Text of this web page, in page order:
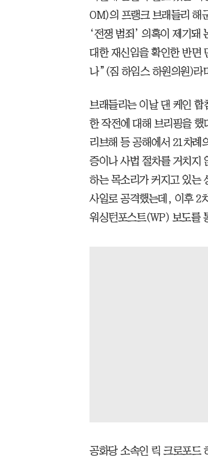
OM)의 프랭크 브래들리 해
‘전쟁 범죄’ 의혹이 제기돼
대한 재신임을 확인한 반면
나”(짐 하임스 하원의원)라
브래들리는 이날 댄 케인
한 작전에 대해 브리핑을 했
리브해 등 공해에서 21차례
증이나 사법 절차를 거치지
하는 목소리가 커지고 있는
사일로 공격했는데, 이후 2
워싱턴포스트(WP) 보도를
공화당 소속인 릭 크로포드